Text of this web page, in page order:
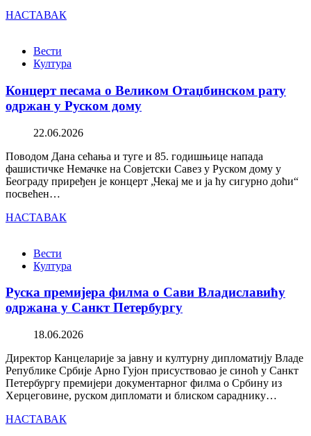
НАСТАВАК
Вести
Култура
Концерт песама о Великом Отаџбинском рату
одржан у Руском дому
22.06.2026
Поводом Дана сећања и туге и 85. годишњице напада
фашистичке Немачке на Совјетски Савез у Руском дому у
Београду приређен је концерт „Чекај ме и ја ћу сигурно доћи“
посвећен…
НАСТАВАК
Вести
Култура
Руска премијера филма о Сави Владиславићу
одржана у Санкт Петербургу
18.06.2026
Директор Канцеларије за јавну и културну дипломатију Владе
Републике Србије Арно Гујон присуствовао је синоћ у Санкт
Петербургу премијери документарног филма о Србину из
Херцеговине, руском дипломати и блиском сараднику…
НАСТАВАК